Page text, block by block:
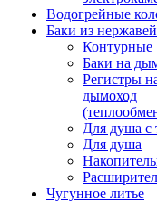
Водогрейные
Баки из
Контурные
Баки на
Регистры
дымоход
Для душа с
Для душа
Чугунное литье